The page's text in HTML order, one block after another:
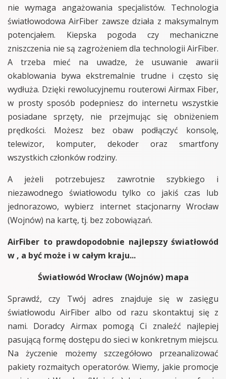
nie wymaga angażowania specjalistów. Technologia
światłowodowa AirFiber zawsze działa z maksymalnym
potencjałem. Kiepska pogoda czy mechaniczne
zniszczenia nie są zagrożeniem dla technologii AirFiber.
A trzeba mieć na uwadze, że usuwanie awarii
okablowania bywa ekstremalnie trudne i często się
wydłuża. Dzięki rewolucyjnemu routerowi Airmax Fiber,
w prosty sposób podepniesz do internetu wszystkie
posiadane sprzęty, nie przejmując się obniżeniem
prędkości. Możesz bez obaw podłączyć konsolę,
telewizor, komputer, dekoder oraz smartfony
wszystkich członków rodziny.
A jeżeli potrzebujesz zawrotnie szybkiego i
niezawodnego światłowodu tylko co jakiś czas lub
jednorazowo, wybierz internet stacjonarny Wrocław
(Wojnów) na kartę, tj. bez zobowiązań.
AirFiber to prawdopodobnie najlepszy światłowód
w , a być może i w całym kraju...
Światłowód Wrocław (Wojnów) mapa
Sprawdź, czy Twój adres znajduje się w zasięgu
światłowodu AirFiber albo od razu skontaktuj się z
nami. Doradcy Airmax pomogą Ci znaleźć najlepiej
pasującą formę dostępu do sieci w konkretnym miejscu.
Na życzenie możemy szczegółowo przeanalizować
pakiety rozmaitych operatorów. Wiemy, jakie promocje